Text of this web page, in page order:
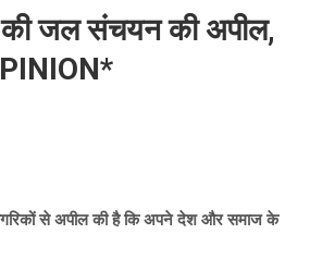
की जल संचयन की अपील,
से अपील की है कि अपने देश और समाज के